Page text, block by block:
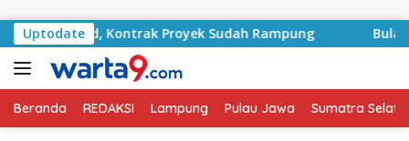
Uptodate
Basyid, Kontrak Proyek Sudah Rampung Bulan
Beranda REDAKSI Lampung Pulau Jawa Sumatra